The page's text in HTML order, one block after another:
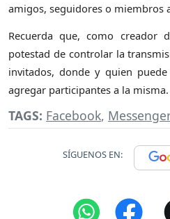
amigos, seguidores o miembros
Recuerda que, como creador
potestad de controlar la
invitados, donde y quien
agregar participantes a la misma.
TAGS: Facebook,
SÍGUENOS EN: